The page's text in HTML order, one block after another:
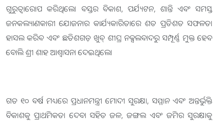
ଗୁରୁତ୍ୱାରୋପ କରିଥିଲେ। ବସ୍ତର ବିକାଶ, ପର୍ଯ୍ୟଟନ, ଶାନ୍ତି ଏବଂ ସମସ୍ତ
ଜନକଲ୍ୟାଣକାରୀ ଯୋଜନାର କାର୍ଯ୍ୟକାରିତାରେ ଶତ ପ୍ରତିଶତ ସଫଳତା
ହାସଲ କରିବ ଏବଂ ଛତିଶଗଡ଼ ଖୁବ୍ ଶୀଘ୍ର ନକ୍ସଲବାଦରୁ ସମ୍ପୂର୍ଣ୍ଣ ମୁକ୍ତ ହେବ
ବୋଲି ଶ୍ରୀ ଶାହ ଆଶ୍ୱାସନା ଦେଇଥିଲେ।
ଗତ ୧୦ ବର୍ଷ ମଧ୍ୟରେ ପ୍ରଧାନମନ୍ତ୍ରୀ ମୋଦୀ ସୁରକ୍ଷା, ସମ୍ମାନ ଏବଂ ଅନ୍ତର୍ଭୁକ୍ତି
ବିକାଶକୁ ପ୍ରାଥମିକତା ଦେବା ସହିତ ଜଳ, ଜଙ୍ଗଲ ଏବଂ ଜମିର ସୁରକ୍ଷାକୁ